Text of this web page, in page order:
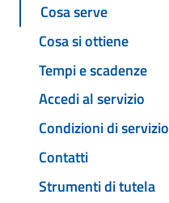
Cosa serve
Cosa si ottiene
Tempi e scadenze
Accedi al servizio
Condizioni di servizio
Contatti
Strumenti di tutela